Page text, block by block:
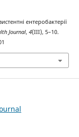
ентеробактерії
Journal, 4(III), 5–10.